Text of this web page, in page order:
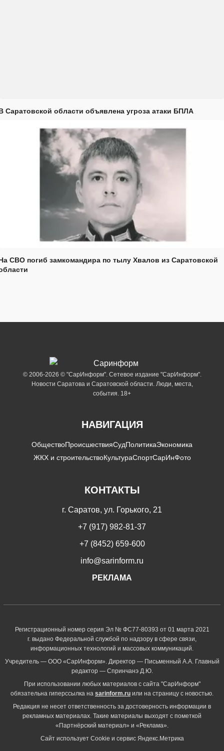
Саратовской области объявлена угроза атаки БПЛА
СВО погиб замкомандира по тылу Хвалов из Саратовской
© 2006-2026 © "СарИнформ". Сетевое издание "СарИнформ".
Новости Саратова и Саратовской области. Люди, места,
события. 18+
НАВИГАЦИЯ
ОбществоПроисшествияСудПолитикаЭкономика
ЖКХ и строительствоКультураСпортСарИнФото
КОНТАКТЫ
г. Саратов, ул. Горького, 21
+7 (917) 982-81-37
+7 (8452) 659-600
info@sarinform.ru
РЕКЛАМА
Регистрационный номер серия Эл № ФС77-80393 от 01 марта 2021
г. выдано Федеральной службой по надзору в сфере связи,
информационных технологий и массовых коммуникаций.
Учредитель — ООО «СарИнформ». Директор — Письменный А.А. Главный
редактор — Спринчанэ Д.Ю.
При использовании любых материалов с сайта "СарИнформ"
обязательна гиперссылка на sarinform.ru или на страницу с новостью.
Редакция не несет ответственность за достоверность информации в
рекламных материалах. Такие материалы выходят с пометкой
«Партнёрский материал» и «Реклама».
Сайт использует Cookie и сервиc Яндекс.Метрика